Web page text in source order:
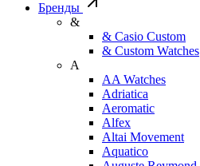
Бренды
&
& Casio Custom
& Custom Watches
A
AA Watches
Adriatica
Aeromatic
Alfex
Altai Movement
Aquatico